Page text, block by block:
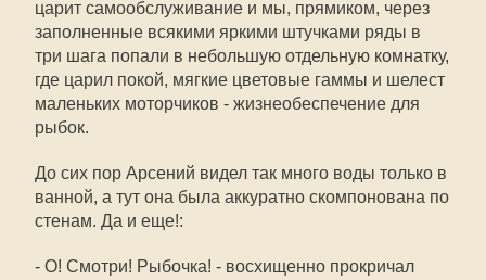
царит самообслуживание и мы, прямиком, через
заполненные всякими яркими штучками ряды в
три шага попали в небольшую отдельную комнатку,
где царил покой, мягкие цветовые гаммы и шелест
маленьких моторчиков - жизнеобеспечение для
рыбок.
До сих пор Арсений видел так много воды только в
ванной, а тут она была аккуратно скомпонована по
стенам. Да и еще!:
- О! Смотри! Рыбочка! - восхищенно прокричал